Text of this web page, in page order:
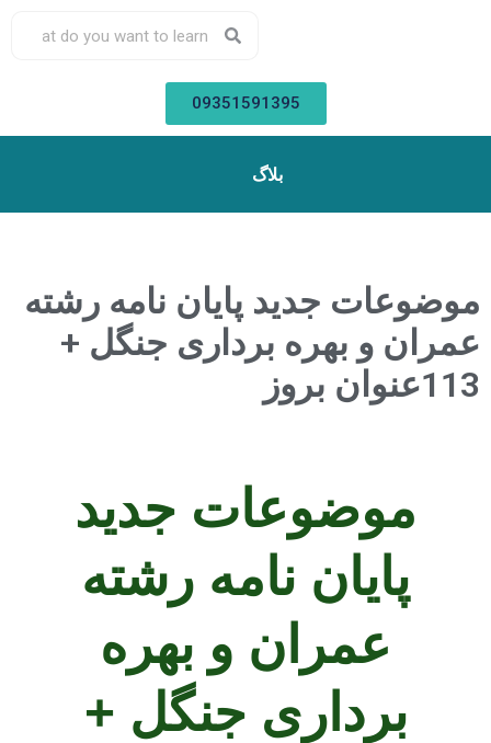
09351591395
بلاگ
موضوعات جدید پایان نامه رشته
عمران و بهره برداری جنگل +
113عنوان بروز
موضوعات جدید
پایان نامه رشته
عمران و بهره
برداری جنگل +